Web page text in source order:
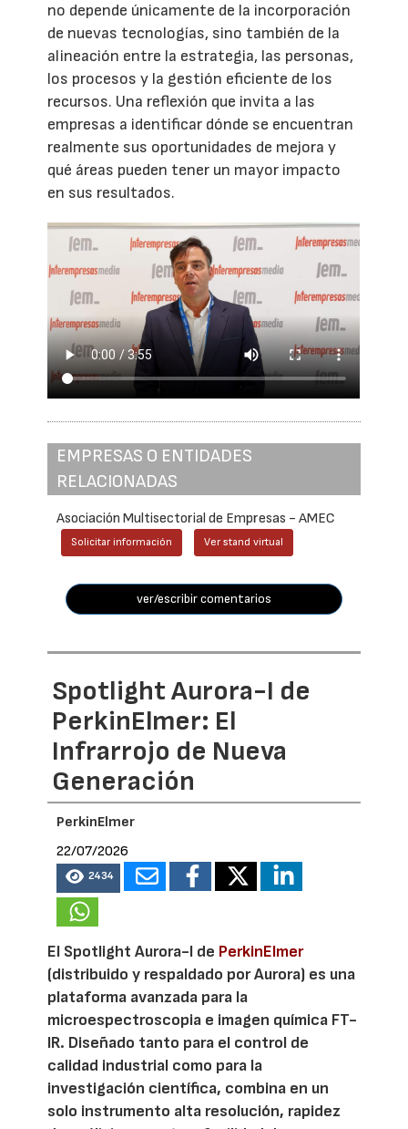
no depende únicamente de la incorporación
de nuevas tecnologías, sino también de la
alineación entre la estrategia, las personas,
los procesos y la gestión eficiente de los
recursos. Una reflexión que invita a las
empresas a identificar dónde se encuentran
realmente sus oportunidades de mejora y
qué áreas pueden tener un mayor impacto
en sus resultados.
EMPRESAS O ENTIDADES
RELACIONADAS
Asociación Multisectorial de Empresas - AMEC
Solicitar información Ver stand virtual
ver/escribir comentarios
Spotlight Aurora-I de
PerkinElmer: El
Infrarrojo de Nueva
Generación
PerkinElmer
22/07/2026
2434
El Spotlight Aurora-I de PerkinElmer
(distribuido y respaldado por Aurora) es una
plataforma avanzada para la
microespectroscopia e imagen química FT-
IR. Diseñado tanto para el control de
calidad industrial como para la
investigación científica, combina en un
solo instrumento alta resolución, rapidez